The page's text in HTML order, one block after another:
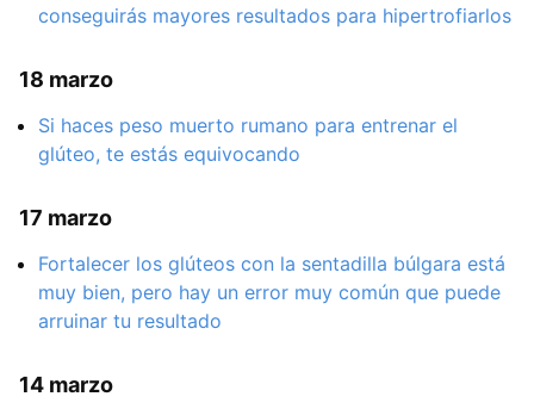
conseguirás mayores resultados para hipertrofiarlos
18 marzo
Si haces peso muerto rumano para entrenar el
glúteo, te estás equivocando
17 marzo
Fortalecer los glúteos con la sentadilla búlgara está
muy bien, pero hay un error muy común que puede
arruinar tu resultado
14 marzo